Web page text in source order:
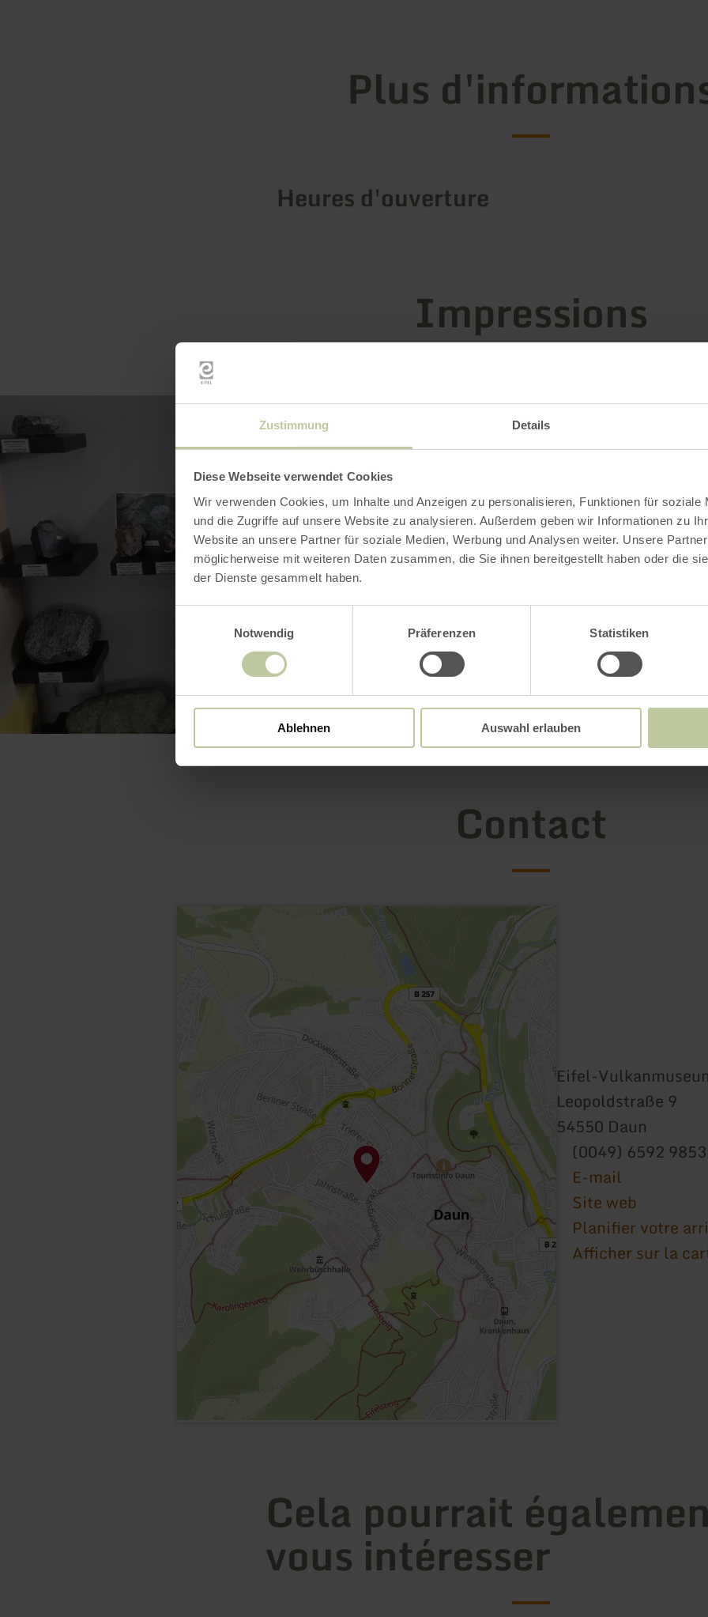
Zustimmung Details
Diese Webseite verwendet Cookies
Wir verwenden Cookies, um Inhalte und Anzeigen zu personalisieren, Funktionen für soziale
und die Zugriffe auf unsere Website zu analysieren. Außerdem geben wir Informationen zu
Website an unsere Partner für soziale Medien, Werbung und Analysen weiter. Unsere
möglicherweise mit weiteren Daten zusammen, die Sie ihnen bereitgestellt haben oder die
der Dienste gesammelt haben.
Notwendig
Präferenzen Statistiken
Ablehnen Auswahl erlauben
Plus
Heures d'ouverture
Impressions
Contact
Eifel-
Leopoldstraße 9
54550 Daun
(0049) 6592
E-mail
Site web
Planifier votre
Afficher sur la
Cela pourrait
vous intéresser